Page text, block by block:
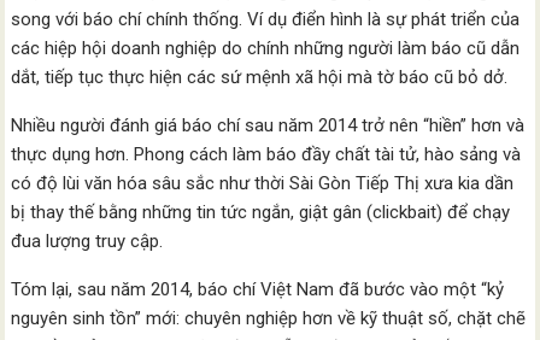
song với báo chí chính thống. Ví dụ điển hình là sự phát triển của
các hiệp hội doanh nghiệp do chính những người làm báo cũ dẫn
dắt, tiếp tục thực hiện các sứ mệnh xã hội mà tờ báo cũ bỏ dở.
Nhiều người đánh giá báo chí sau năm 2014 trở nên “hiền” hơn và
thực dụng hơn. Phong cách làm báo đầy chất tài tử, hào sảng và
có độ lùi văn hóa sâu sắc như thời Sài Gòn Tiếp Thị xưa kia dần
bị thay thế bằng những tin tức ngắn, giật gân (clickbait) để chạy
đua lượng truy cập.
Tóm lại, sau năm 2014, báo chí Việt Nam đã bước vào một “kỷ
nguyên sinh tồn” mới: chuyên nghiệp hơn về kỹ thuật số, chặt chẽ